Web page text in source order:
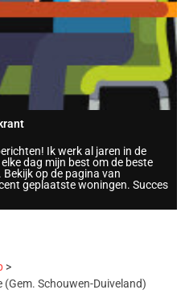
Ik werk al jaren in de
dag mijn best om de beste
op de pagina van
geplaatste woningen. Succes
(Gem. Schouwen-Duiveland)